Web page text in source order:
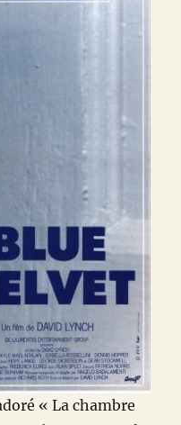
« La chambre